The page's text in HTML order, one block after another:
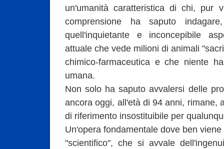
un'umanità caratteristica di chi, pur
comprensione ha saputo
quell'inquietante e inconcepibile
attuale che vede milioni di animali
chimico-farmaceutica e che niente
umana.
Non solo ha saputo avvalersi delle
ancora oggi, all'età di 94 anni, rimane,
di riferimento insostituibile per
Un'opera fondamentale dove ben
"scientifico", che si avvale